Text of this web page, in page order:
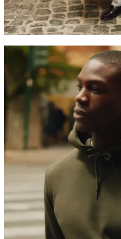
Najpopularniejsze teraz
Polo